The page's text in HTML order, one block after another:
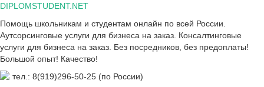
Skip
content
DIPLOMSTUDENT.NET
Помощь школьникам и студентам онлайн по всей России.
Аутсорсинговые услуги для бизнеса на заказ. Консалтинговые
услуги для бизнеса на заказ. Без посредников, без предоплаты!
Большой опыт! Качество!
тел.: 8(919)296-50-25 (по России)